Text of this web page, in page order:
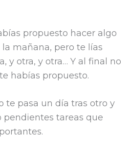
propuesto hacer algo
mañana, pero te lías
y otra, y otra… Y al final no
habías propuesto.
te pasa un día tras otro y
pendientes tareas que